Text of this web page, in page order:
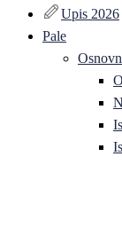
Upis 2026
Pale